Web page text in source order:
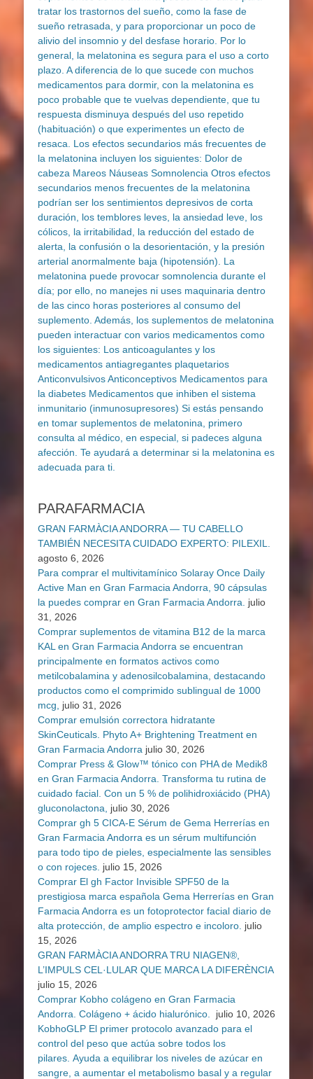
PARAFARMACIA
GRAN FARMÀCIA ANDORRA — TU CABELLO
TAMBIÉN NECESITA CUIDADO EXPERTO: PILEXIL.
agosto 6, 2026
Para comprar el multivitamínico Solaray Once Daily
Active Man en Gran Farmacia Andorra, 90 cápsulas
la puedes comprar en Gran Farmacia Andorra.
julio
31, 2026
Comprar suplementos de vitamina B12 de la marca
KAL en Gran Farmacia Andorra se encuentran
principalmente en formatos activos como
metilcobalamina y adenosilcobalamina, destacando
productos como el comprimido sublingual de 1000
mcg,
julio 31, 2026
Comprar emulsión correctora hidratante
SkinCeuticals. Phyto A+ Brightening Treatment en
Gran Farmacia Andorra julio 30, 2026
Comprar Press & Glow™ tónico con PHA de Medik8
en Gran Farmacia Andorra. Transforma tu rutina de
cuidado facial. Con un 5 % de polihidroxiácido (PHA)
gluconolactona,
julio 30, 2026
Comprar gh 5 CICA-E Sérum de Gema Herrerías en
Gran Farmacia Andorra es un sérum multifunción
para todo tipo de pieles, especialmente las sensibles
o con rojeces. julio 15, 2026
Comprar El gh Factor Invisible SPF50 de la
prestigiosa marca española Gema Herrerías en Gran
Farmacia Andorra es un fotoprotector facial diario de
alta protección, de amplio espectro e incoloro. julio
15, 2026
GRAN FARMÀCIA ANDORRA TRU NIAGEN®,
L’IMPULS CEL·LULAR QUE MARCA LA DIFERÈNCIA
julio 15, 2026
Comprar Kobho colágeno en Gran Farmacia
Andorra. Colágeno + ácido hialurónico.
julio 10, 2026
KobhoGLP El primer protocolo avanzado para el
control del peso que actúa sobre todos los
pilares. Ayuda a equilibrar los niveles de azúcar en
sangre, a aumentar el metabolismo basal y a regular